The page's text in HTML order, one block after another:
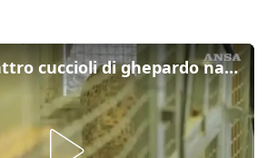
Norvegia, quattro cuccioli di ghepardo nati nello zoo di Kristiansand